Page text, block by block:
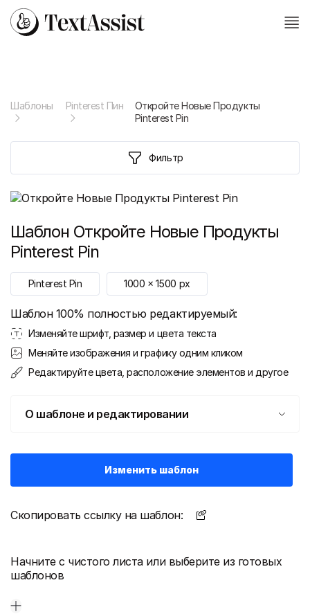
Шаблоны Pinterest Пин
Откройте Новые Продукты
Pinterest Pin
Фильтр
Шаблон Откройте Новые Продукты
Pinterest Pin
Pinterest Pin 1000 x 1500 px
Шаблон 100% полностью редактируемый:
Изменяйте шрифт, размер и цвета текста
Меняйте изображения и графику одним кликом
Редактируйте цвета, расположение элементов и другое
О шаблоне и редактировании
Изменить шаблон
Скопировать ссылку на шаблон:
Начните с чистого листа или выберите из готовых
шаблонов